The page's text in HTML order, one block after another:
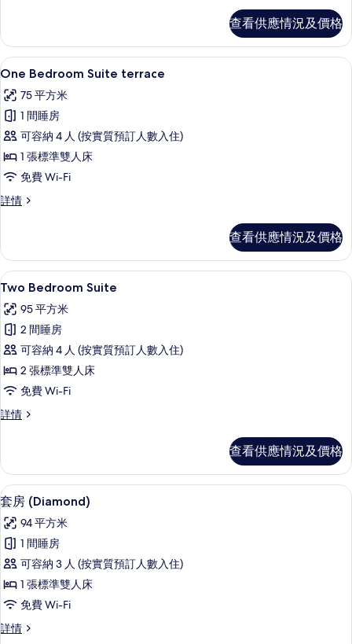
查看供應情況及價格
載
入
所
有
One
Bedroom
Suite
terrace
片
One Bedroom Suite terrace | 高級寢
8
One Bedroom Suite terrace
75 平方米
1 間睡房
可容納 4 人 (按實質預訂人數入住)
1 張標準雙人床
免費 Wi-Fi
詳情
One
詳
情
查看供應情況及價格
載
入
所
有
Two
Bedroom
Suite
的
12
Two Bedroom Suite
95 平方米
2 間睡房
可容納 4 人 (按實質預訂人數入住)
2 張標準雙人床
免費 Wi-Fi
詳情
Two
情
查看供應情況及價格
載
入
所
有
套
房
(Diamond)
的
套房 (Diamond) | 高級寢具、迷你吧
6
套房 (Diamond)
94 平方米
1 間睡房
可容納 3 人 (按實質預訂人數入住)
1 張標準雙人床
免費 Wi-Fi
詳情
套